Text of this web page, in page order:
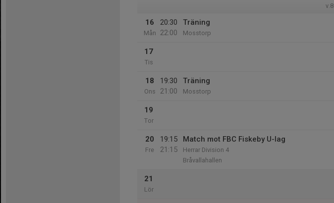
v.8
16
Mån
20:30
22:00
Träning
Mosstorp
17
Tis
18
Ons
19:30
21:00
Träning
Mosstorp
19
Tor
20
Fre
19:15
21:15
Match mot FBC Fiskeby U-lag
Herrar Division 4
Bråvallahallen
21
Lör